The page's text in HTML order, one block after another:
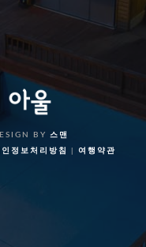
BY 스맨
인정보처리방침 여행약관